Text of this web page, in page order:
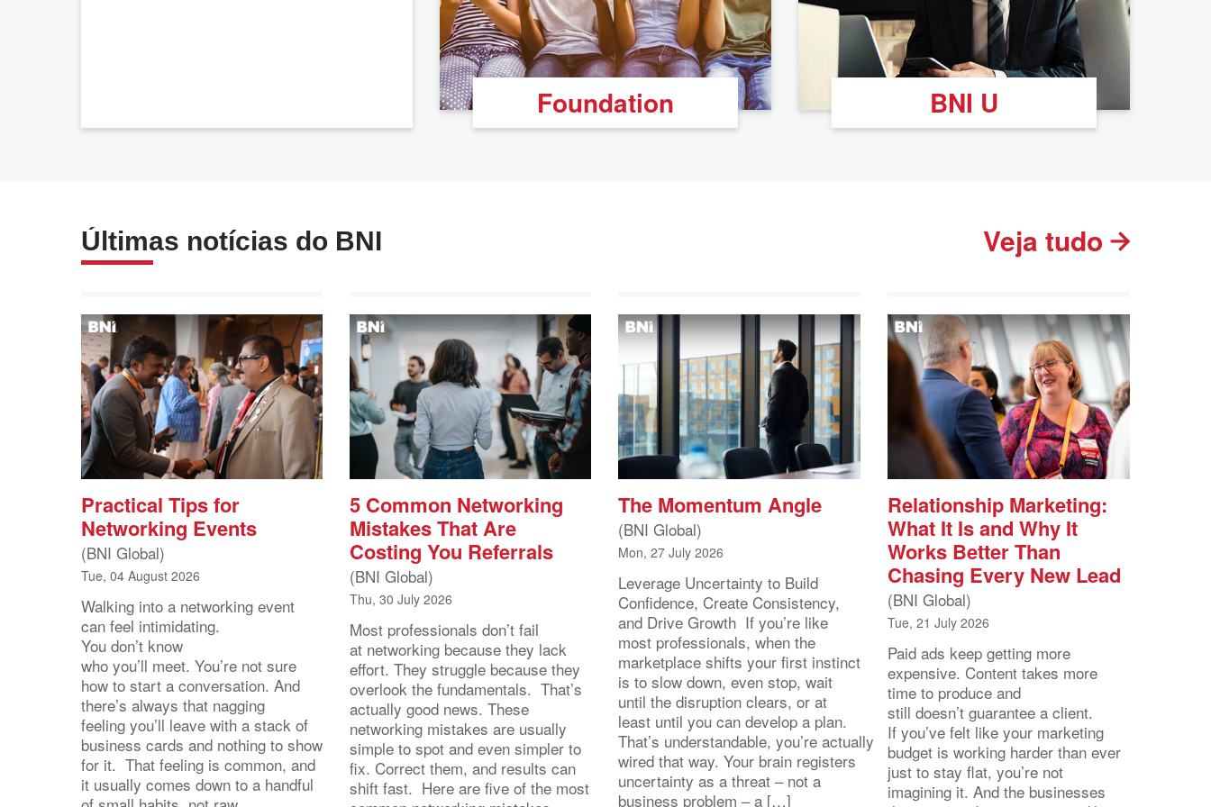
Foundation BNI U
Últimas notícias do BNI Veja tudo
Practical Tips for
Networking Events
(BNI Global)
Tue, 04 August 2026
Walking into a networking event
can feel intimidating.
You don’t know
who you’ll meet. You’re not sure
how to start a conversation. And
there’s always that nagging
feeling you’ll leave with a stack of
business cards and nothing to show
for it. That feeling is common, and
it usually comes down to a handful
5 Common Networking
Mistakes That Are
Costing You Referrals
(BNI Global)
Thu, 30 July 2026
Most professionals don’t fail
at networking because they lack
effort. They struggle because they
overlook the fundamentals. That’s
actually good news. These
networking mistakes are usually
simple to spot and even simpler to
fix. Correct them, and results can
shift fast. Here are five of the most
The Momentum Angle
(BNI Global)
Mon, 27 July 2026
Leverage Uncertainty to Build
Confidence, Create Consistency,
and Drive Growth If you’re like
most professionals, when the
marketplace shifts your first instinct
is to slow down, even stop, wait
until the disruption clears, or at
least until you can develop a plan.
That’s understandable, you’re actually
wired that way. Your brain registers
uncertainty as a threat – not a
business problem – a […]
Relationship Marketing:
What It Is and Why It
Works Better Than
Chasing Every New Lead
(BNI Global)
Tue, 21 July 2026
Paid ads keep getting more
expensive. Content takes more
time to produce and
still doesn’t guarantee a client.
If you’ve felt like your marketing
budget is working harder than ever
just to stay flat, you’re not
imagining it. And the businesses